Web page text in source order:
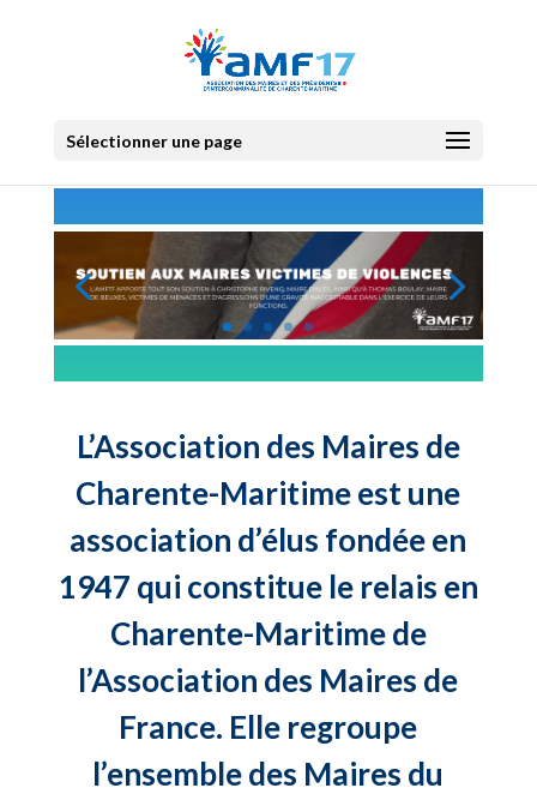
Sélectionner une page
L’Association des Maires de
Charente-Maritime est une
association d’élus fondée en
1947 qui constitue le relais en
Charente-Maritime de
l’Association des Maires de
France. Elle regroupe
l’ensemble des Maires du